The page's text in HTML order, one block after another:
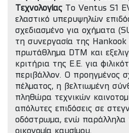
Τεχνολογίας Το Ventus S1
ελαστικό υπερυψηλών
σχεδιασμένο για οχήματα
τη συνεργασία της Hankook
πρωτάθλημα DTM και
κριτήρια της Ε.Ε. για
περιβάλλον. Ο προηγμένος
πέλματος, η βελτιωμένη
πληθώρα τεχνικών
απόλυτες επιδόσεις σε
οδόστρωμα, ενώ παράλληλα
οικονομία καυσίμου.